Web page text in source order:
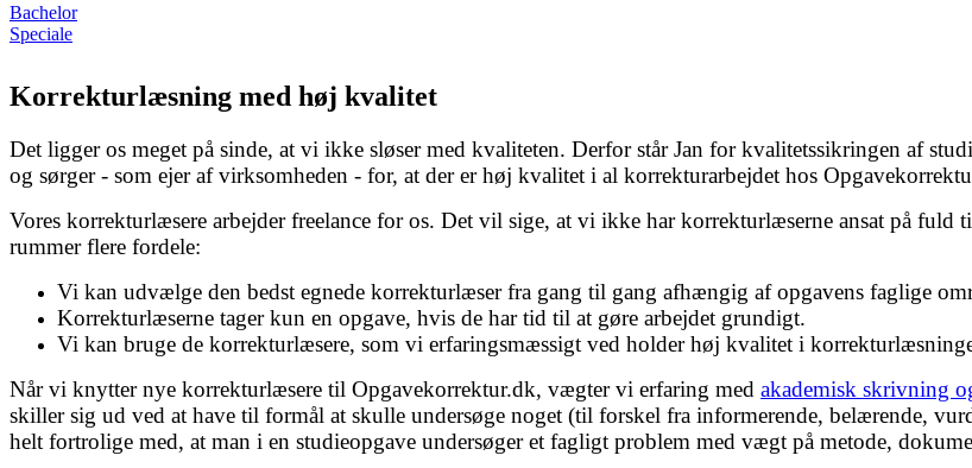
Bachelor
Speciale
Korrekturlæsning med høj kvalitet
Det ligger os meget på sinde, at vi ikke sløser med kvaliteten. Derfor står Jan for kvalitetssikringen af
og sørger - som ejer af virksomheden - for, at der er høj kvalitet i al korrekturarbejdet hos
Vores korrekturlæsere arbejder freelance for os. Det vil sige, at vi ikke har korrekturlæserne ansat på
rummer flere fordele:
Vi kan udvælge den bedst egnede korrekturlæser fra gang til gang afhængig af opgavens faglige
Korrekturlæserne tager kun en opgave, hvis de har tid til at gøre arbejdet grundigt.
Vi kan bruge de korrekturlæsere, som vi erfaringsmæssigt ved holder høj kvalitet i
Når vi knytter nye korrekturlæsere til Opgavekorrektur.dk, vægter vi erfaring med akademisk skrivning
skiller sig ud ved at have til formål at skulle undersøge noget (til forskel fra informerende, belærende,
helt fortrolige med, at man i en studieopgave undersøger et fagligt problem med vægt på metode,